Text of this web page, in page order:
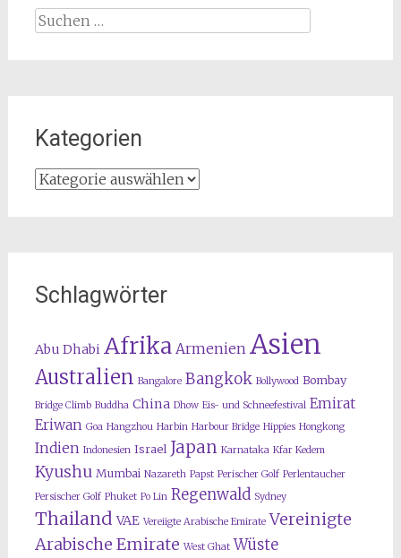
Suchen
Kategorien
Kategorien
Schlagwörter
Abu Dhabi Afrika Armenien Asien
Australien Bangalore Bangkok Bollywood Bombay
Bridge Climb Buddha China Dhow Eis- und Schneefestival Emirat
Eriwan Goa Hangzhou Harbin Harbour Bridge Hippies Hongkong
Indien Indonesien Israel Japan Karnataka Kfar Kedem
Kyushu Mumbai Nazareth Papst Perischer Golf Perlentaucher
Persischer Golf Phuket Po Lin Regenwald Sydney
Thailand VAE Vereiigte Arabische Emirate Vereinigte
Arabische Emirate West Ghat Wüste